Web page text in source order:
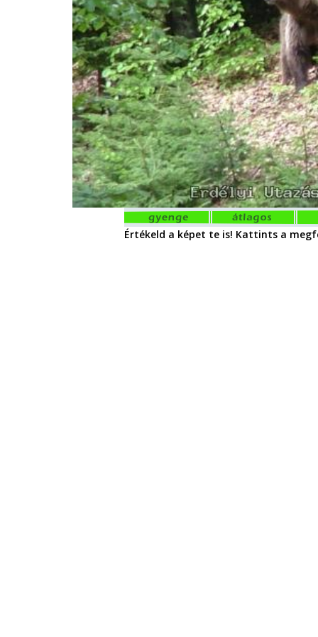
Értékeld a képet te is! Kattints a